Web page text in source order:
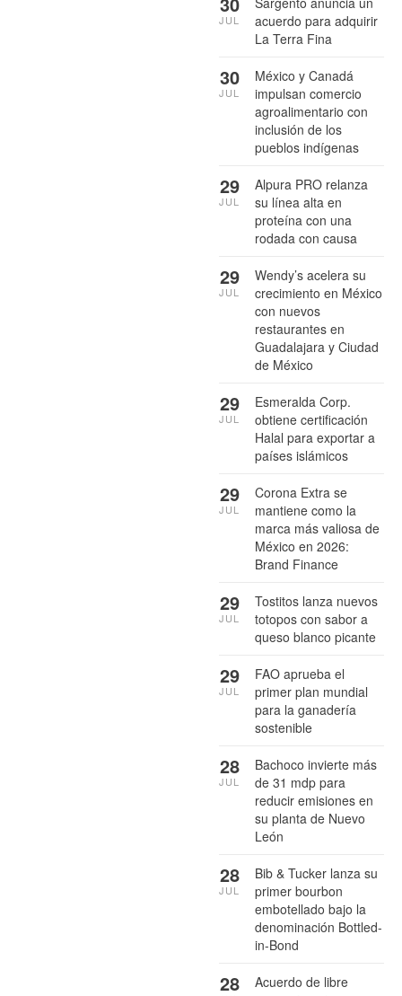
acuerdo para adquirir
La Terra Fina
JUL
México y Canadá
impulsan comercio
agroalimentario con
inclusión de los
pueblos indígenas
30
JUL
Alpura PRO relanza
su línea alta en
proteína con una
rodada con causa
29
JUL
Wendy’s acelera su
crecimiento en México
con nuevos
restaurantes en
Guadalajara y Ciudad
de México
29
JUL
Esmeralda Corp.
obtiene certificación
Halal para exportar a
países islámicos
29
JUL
Corona Extra se
mantiene como la
marca más valiosa de
México en 2026:
Brand Finance
29
JUL
Tostitos lanza nuevos
totopos con sabor a
queso blanco picante
29
JUL
FAO aprueba el
primer plan mundial
para la ganadería
sostenible
29
JUL
Bachoco invierte más
de 31 mdp para
reducir emisiones en
su planta de Nuevo
León
28
JUL
Bib & Tucker lanza su
primer bourbon
embotellado bajo la
denominación Bottled-
in-Bond
28
JUL
Acuerdo de libre
28